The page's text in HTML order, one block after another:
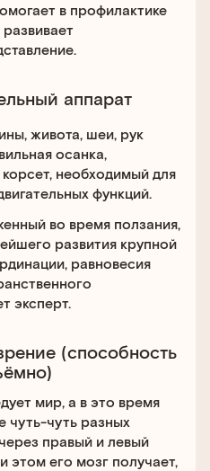
в профилактике
аппарат
живота, шеи, рук
осанка,
необходимый для
функций.
во время ползания,
развития крупной
равновесия
эксперт.
(способность
мир, а в это время
чуть-чуть разных
правый и левый
этом его мозг получает,